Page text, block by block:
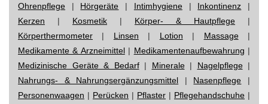
Ohrenpflege | Hörgeräte | Intimhygiene| Inkontinenz |
Kerzen | Kosmetik | Körper- & Hautpflege |
Körperthermometer | Linsen | Lotion | Massage|
Medikamente & Arzneimittel| Medikamentenaufbewahrung |
Medizinische Geräte & Bedarf| Minerale| Nagelpflege|
Nahrungs- & Nahrungsergänzungsmittel | Nasenpflege |
Personenwaagen | Perücken | Pflaster | Pflegehandschuhe |